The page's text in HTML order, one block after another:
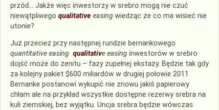
przód… Jakże więc inwestorzy w srebro mogą nie czuć
niewątpliwego qualitative easing wiedząc że co ma wisieć nie
utonie?
Już przecież przy następnej rundzie bernankowego
quantitative easing qualitative easing inwestorów w srebro
dojść może do zenitu – fazy zupełnej ekstazy. Będzie tak gdy
za kolejny pakiet $600 miliardów w drugiej połowie 2011
Bernanke postanowi wykupić nie znowu jakiś papierowy
chłam ale na przykład wszystkie dostępne rezerwy srebra na
kuli ziemskiej, bez wyjątku. Uncja srebra będzie wówczas